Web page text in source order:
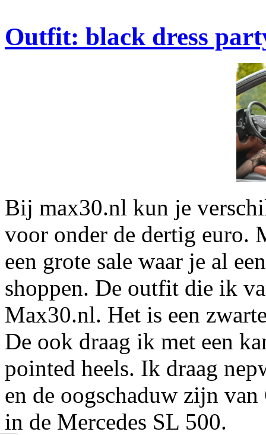
Outfit: black dress
Bij max30.nl kun je
voor onder de dertig euro.
een grote sale waar je al
shoppen. De outfit die ik
Max30.nl. Het is een
De ook draag ik met een
pointed heels. Ik draag
en de oogschaduw zijn
in de Mercedes SL 500.